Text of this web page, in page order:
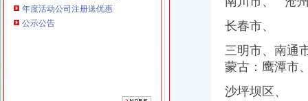
年度活动公司注册送优惠
公示公告
重庆宝鹰汽车销售有限公司
重庆泰盛贷款咨询有限公司 渝高 （工商注册）
重庆安赐商贸有限公司 渝江10万 （工商注册）
长春市、
三明市、南通
蒙古：鹰潭市
沙坪坝区、